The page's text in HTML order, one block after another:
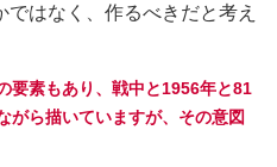
はなく、作るべきだと考え
要素もあり、戦中と1956年と81
がら描いていますが、その意図